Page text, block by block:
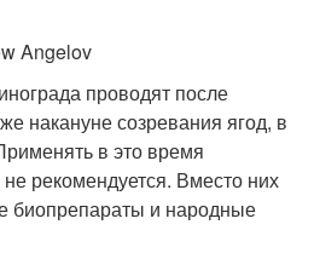
Angelov
проводят после
накануне созревания ягод, в
в это время
рекомендуется. Вместо них
биопрепараты и народные